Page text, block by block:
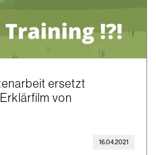
ersetzt
von
16.04.2021